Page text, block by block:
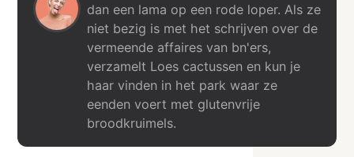
dan een lama op een rode loper. Als ze
niet bezig is met het schrijven over de
vermeende affaires van bn'ers,
verzamelt Loes cactussen en kun je
haar vinden in het park waar ze
eenden voert met glutenvrije
broodkruimels.